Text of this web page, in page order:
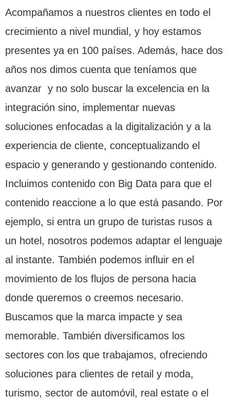
Acompañamos a nuestros clientes en todo el
crecimiento a nivel mundial, y hoy estamos
presentes ya en 100 países. Además, hace dos
años nos dimos cuenta que teníamos que
avanzar y no solo buscar la excelencia en la
integración sino, implementar nuevas
soluciones enfocadas a la digitalización y a la
experiencia de cliente, conceptualizando el
espacio y generando y gestionando contenido.
Incluimos contenido con Big Data para que el
contenido reaccione a lo que está pasando. Por
ejemplo, si entra un grupo de turistas rusos a
un hotel, nosotros podemos adaptar el lenguaje
al instante. También podemos influir en el
movimiento de los flujos de persona hacia
donde queremos o creemos necesario.
Buscamos que la marca impacte y sea
memorable. También diversificamos los
sectores con los que trabajamos, ofreciendo
soluciones para clientes de retail y moda,
turismo, sector de automóvil, real estate o el